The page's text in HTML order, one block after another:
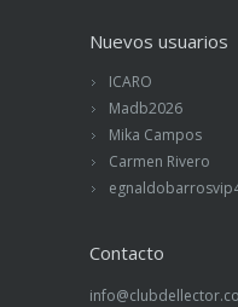
Nuevos usuarios
ICARO
Madb2026
Mika Campos
Carmen Rivero
Contacto